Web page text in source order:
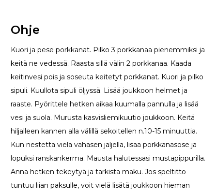
Ohje
Kuori ja pese porkkanat. Pilko 3 porkkanaa pienemmiksi ja
keitä ne vedessä. Raasta sillä välin 2 porkkanaa. Kaada
keitinvesi pois ja soseuta keitetyt porkkanat. Kuori ja pilko
sipuli. Kuullota sipuli öljyssä. Lisää joukkoon helmet ja
raaste. Pyörittele hetken aikaa kuumalla pannulla ja lisää
vesi ja suola. Murusta kasvisliemikuutio joukkoon. Keitä
hiljalleen kannen alla välillä sekoitellen n.10-15 minuuttia.
Kun nestettä vielä vähäsen jäljellä, lisää porkkanasose ja
lopuksi ranskankerma. Mausta halutessasi mustapippurilla.
Anna hetken tekeytyä ja tarkista maku. Jos speltitto
tuntuu liian paksulle, voit vielä lisätä joukkoon hieman